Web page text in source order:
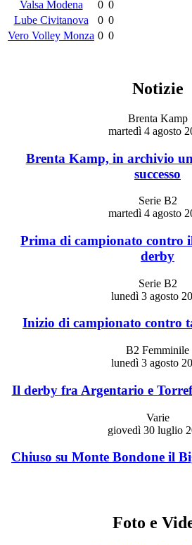
Valsa Modena 0 0
Lube Civitanova
0 0
Vero Volley Monza 0 0
Notizie
Brenta Kamp
martedì 4 agosto
Brenta Kamp, in archivio
successo
Serie B2
martedì 4 agosto
Prima di campionato contro
derby
Serie B2
lunedì 3 agosto
Inizio di campionato contro
B2 Femminile
lunedì 3 agosto
Il derby fra Argentario e
Varie
giovedì 30 luglio
Chiuso su Monte Bondone il
Foto e